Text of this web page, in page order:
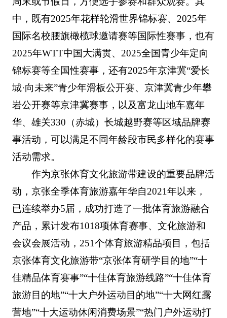
中，既有2025年花样轮滑世界锦标赛、2025年
国际名校腰旗橄榄球邀请赛等国际性赛事，也有
2025年WTT中国大满贯、2025全国青少年定向
锦标赛等全国性赛事，还有2025年京津冀“爱长
城·向未来”青少年滑板公开赛、京津冀青少年攀
岩公开赛等京津冀赛事，以及富龙山地车嘉年
华、雄关330（赤城）长城越野赛等区域品牌赛
事活动，可以满足不同年龄段市民多样化的赛事
活动需求。
作为京张体育文化旅游带建设的重要品牌活
动，京张全季体育旅游嘉年华自2021年以来，
已连续举办5届，成功打造了一批体育旅游融合
产品，累计发布1018项体育赛事、文化旅游和
会议会展活动，251个体育旅游精品项目，包括
京张体育文化旅游带“京张体育研学目的地”“十
佳精品体育赛事”“十佳体育旅游线路”“十佳体育
旅游目的地”“十大户外运动目的地”“十大网红露
营地”“十大运动休闲消费场景”“热门户外运动打